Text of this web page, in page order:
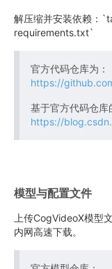
解压缩并安装依赖：
requirements.txt`
官方代码仓库为：
https://
基于官方代码仓库
https://
模型与配置文件
上传CogVideoX模型
内网高速下载。